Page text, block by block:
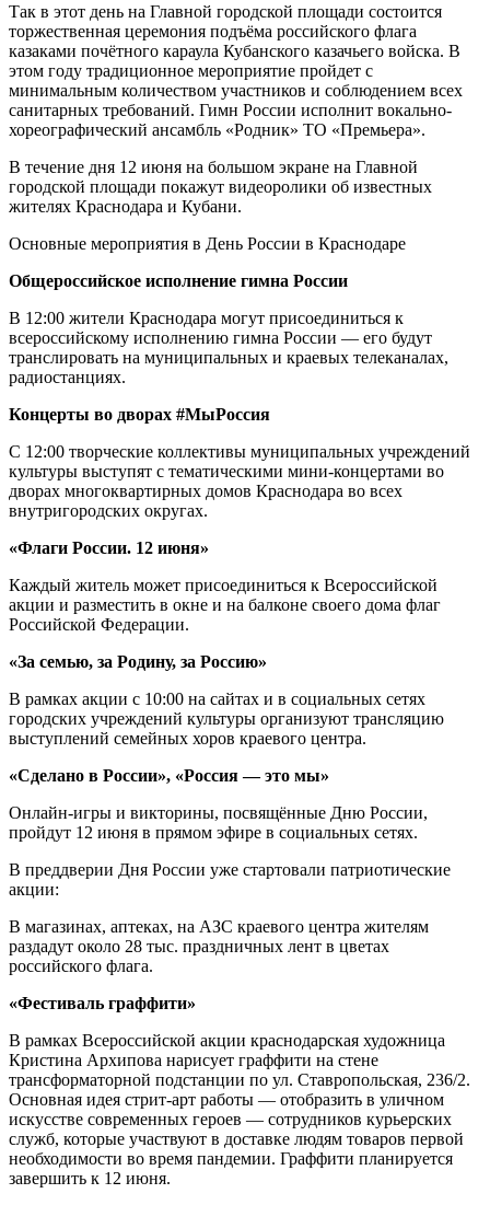
Так в этот день на Главной городской площади состоится
торжественная церемония подъёма российского флага
казаками почётного караула Кубанского казачьего войска. В
этом году традиционное мероприятие пройдет с
минимальным количеством участников и соблюдением всех
санитарных требований. Гимн России исполнит вокально-
хореографический ансамбль «Родник» ТО «Премьера».
В течение дня 12 июня на большом экране на Главной
городской площади покажут видеоролики об известных
жителях Краснодара и Кубани.
Основные мероприятия в День России в Краснодаре
Общероссийское исполнение гимна России
В 12:00 жители Краснодара могут присоединиться к
всероссийскому исполнению гимна России — его будут
транслировать на муниципальных и краевых телеканалах,
радиостанциях.
Концерты во дворах #МыРоссия
С 12:00 творческие коллективы муниципальных учреждений
культуры выступят с тематическими мини-концертами во
дворах многоквартирных домов Краснодара во всех
внутригородских округах.
«Флаги России. 12 июня»
Каждый житель может присоединиться к Всероссийской
акции и разместить в окне и на балконе своего дома флаг
Российской Федерации.
«За семью, за Родину, за Россию»
В рамках акции с 10:00 на сайтах и в социальных сетях
городских учреждений культуры организуют трансляцию
выступлений семейных хоров краевого центра.
«Сделано в России», «Россия — это мы»
Онлайн-игры и викторины, посвящённые Дню России,
пройдут 12 июня в прямом эфире в социальных сетях.
В преддверии Дня России уже стартовали патриотические
акции:
В магазинах, аптеках, на АЗС краевого центра жителям
раздадут около 28 тыс. праздничных лент в цветах
российского флага.
«Фестиваль граффити»
В рамках Всероссийской акции краснодарская художница
Кристина Архипова нарисует граффити на стене
трансформаторной подстанции по ул. Ставропольская, 236/2.
Основная идея стрит-арт работы — отобразить в уличном
искусстве современных героев — сотрудников курьерских
служб, которые участвуют в доставке людям товаров первой
необходимости во время пандемии. Граффити планируется
завершить к 12 июня.